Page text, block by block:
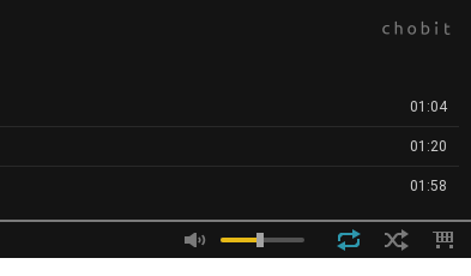
01:04
01:20
01:58
04:15